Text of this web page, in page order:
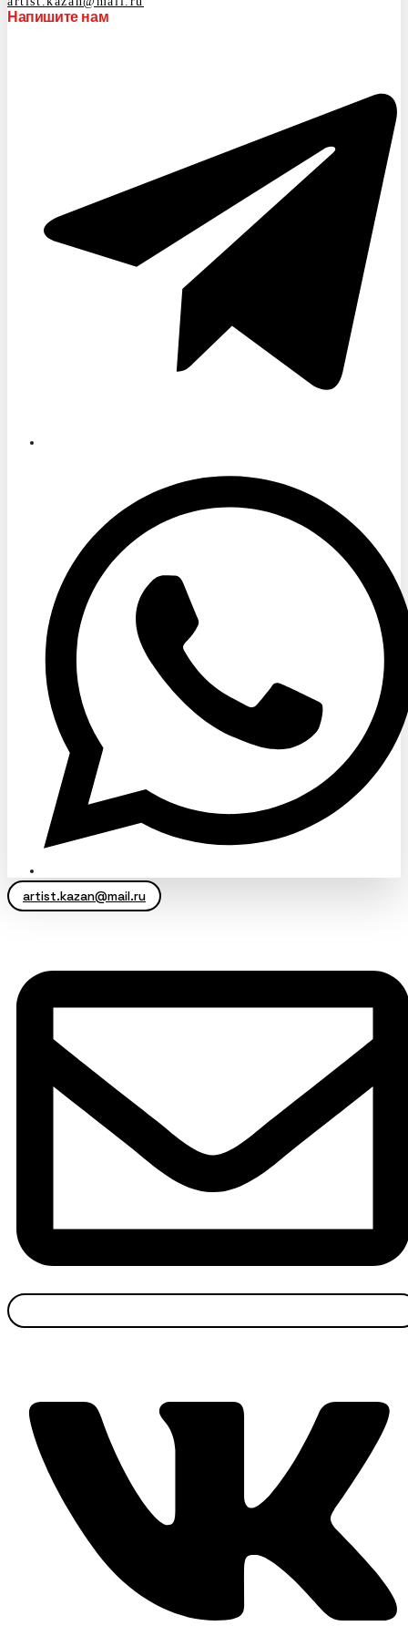
Напишите нам
artist.kazan@mail.ru